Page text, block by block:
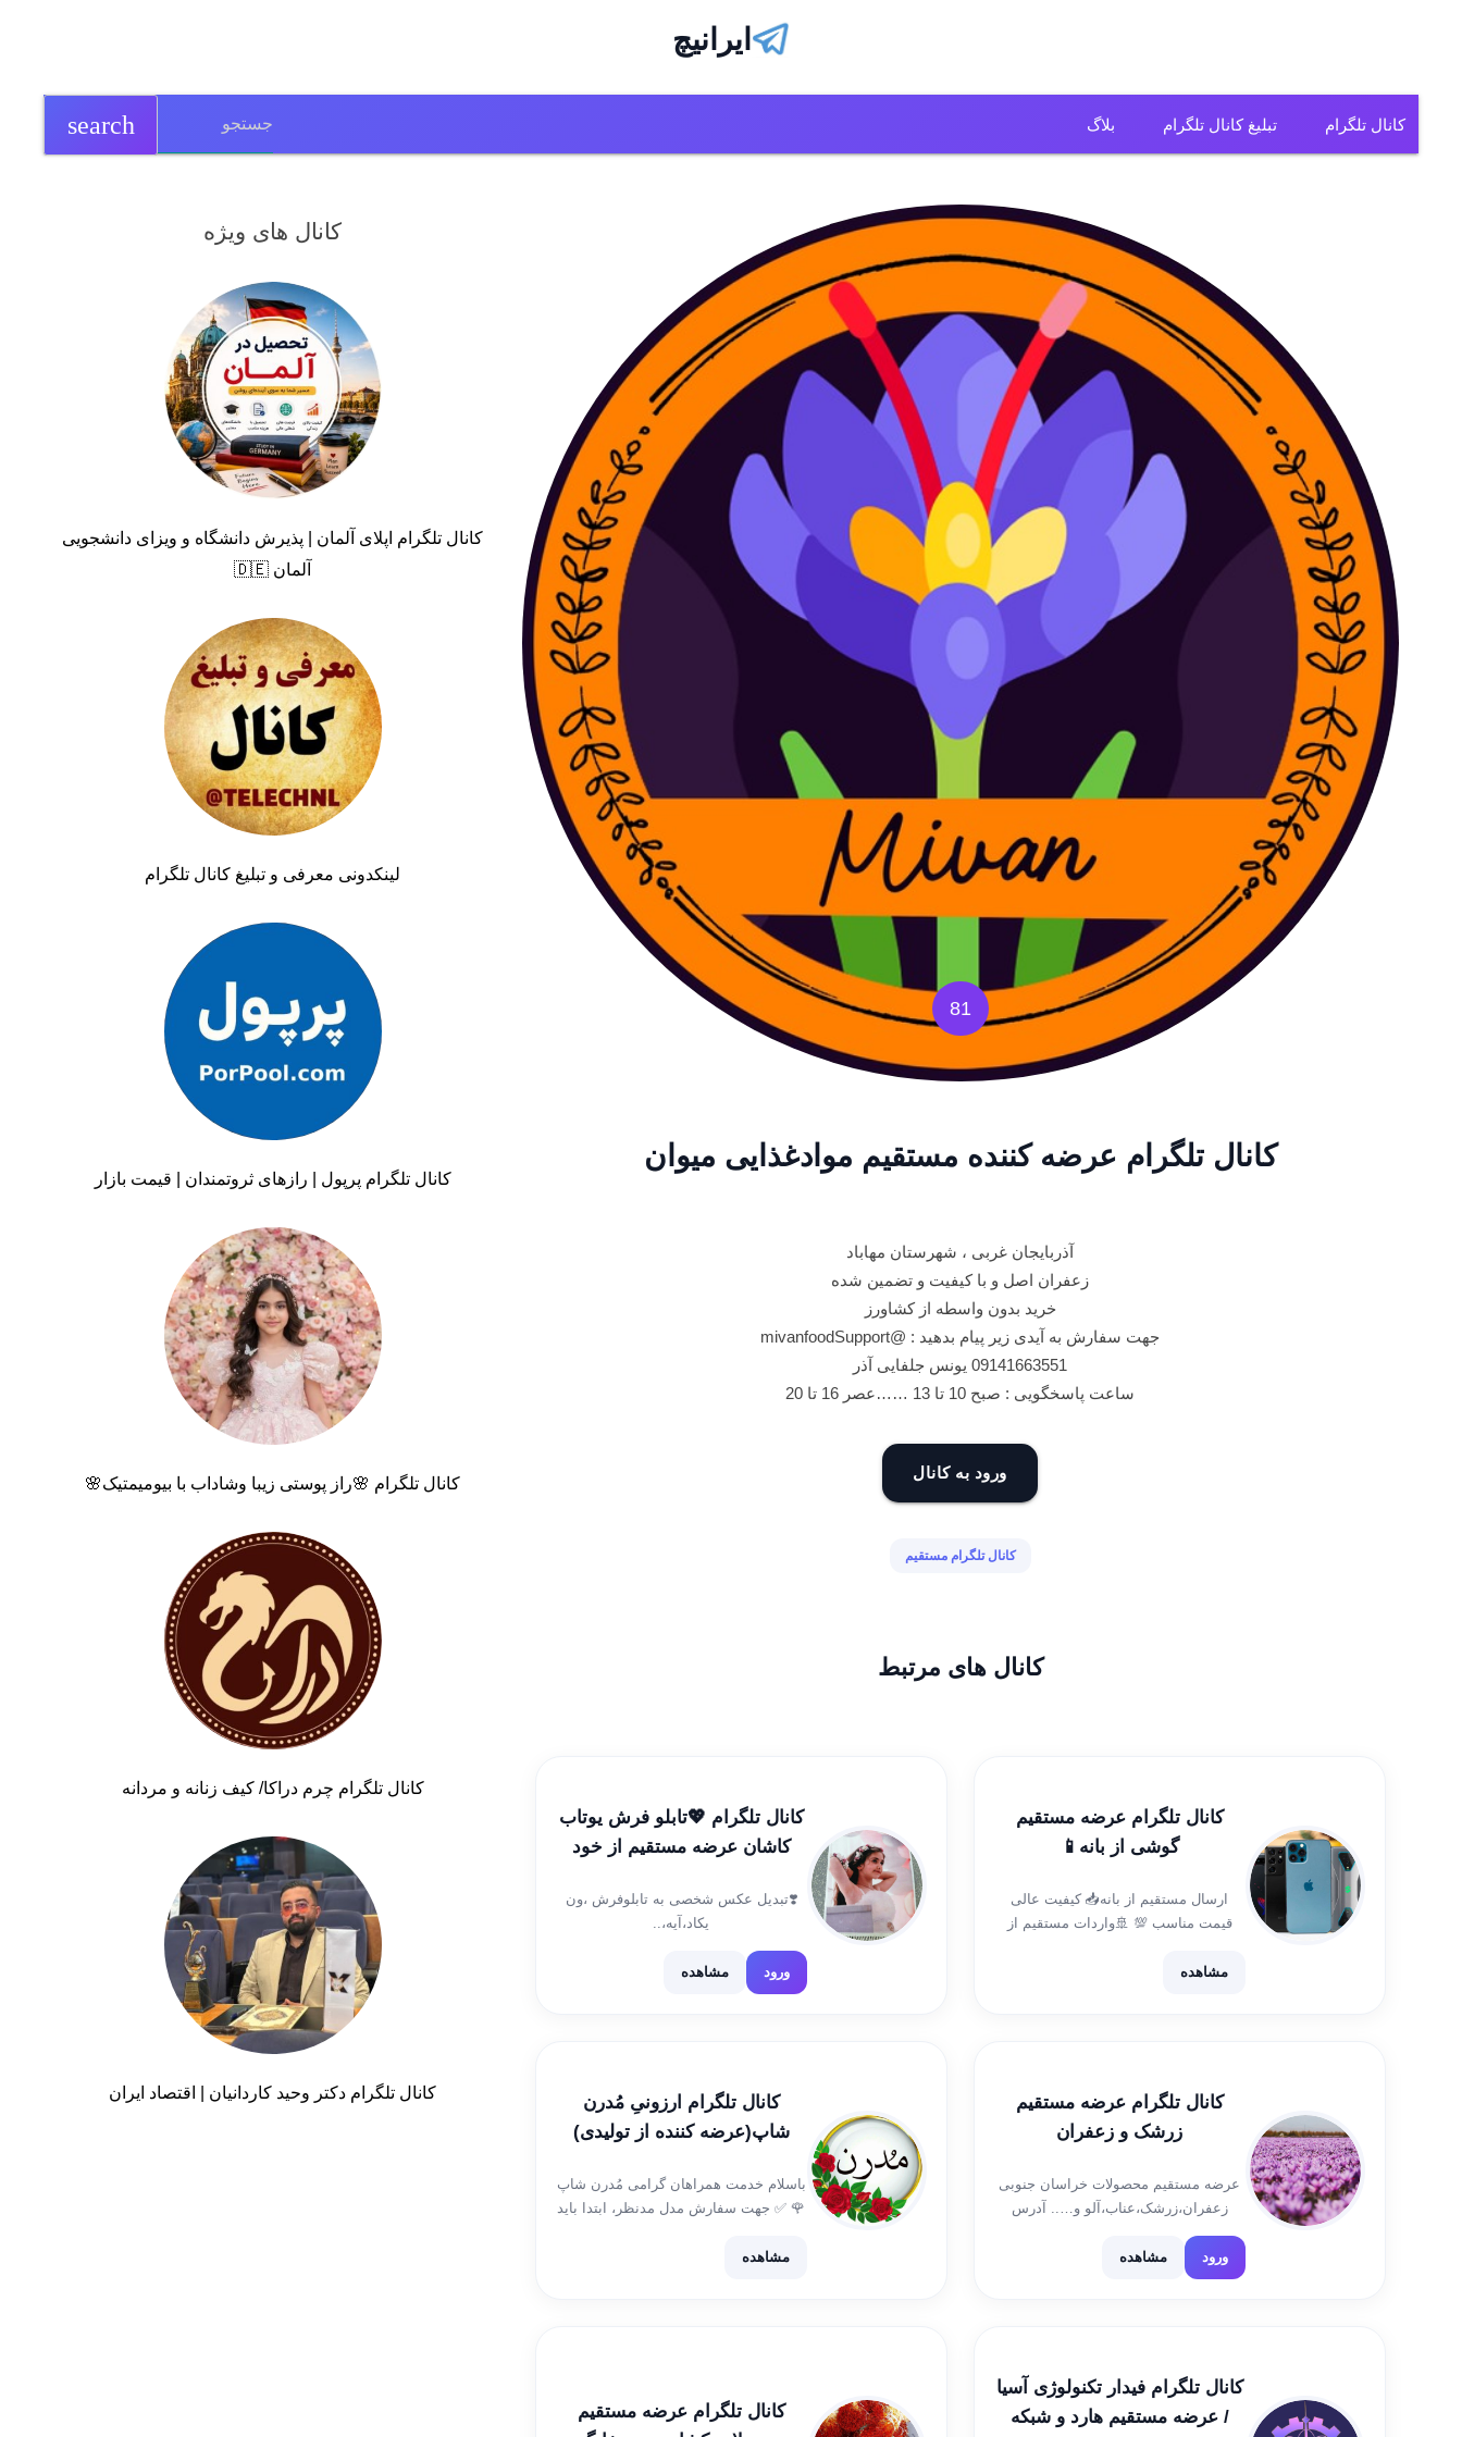
ایرانیچ
کانال تلگرام
کانال تلگرام ریمیکس
کانال تلگرام لباس
کانال تلگرام تولیدی
کانال تلگرام فروشگاه
کانال تلگرام عمده
تبلیغ کانال تلگرام بلاگ search
81
کانال تلگرام عرضه کننده مستقیم موادغذایی میوان
آذربایجان غربی ، شهرستان مهاباد
زعفران اصل و با کیفیت و تضمین شده
خرید بدون واسطه از کشاورز
جهت سفارش به آیدی زیر پیام بدهید : @mivanfoodSupport
09141663551 یونس جلفایی آذر
ساعت پاسخگویی : صبح 10 تا 13 ……عصر 16 تا 20
ورود به کانال
کانال تلگرام مستقیم
کانال های مرتبط
کانال تلگرام عرضه مستقیم
گوشی از بانه📱
ارسال مستقیم از بانه📥 کیفیت عالی
قیمت مناسب 💯 🚢واردات مستقیم از
خدمات 💯 مشاوره رایگان خرید✔ ارسال
مشاهده
کانال تلگرام 💖تابلو فرش یوتاب
کاشان عرضه مستقیم از خود
❣️تبدیل عکس شخصی به تابلوفرش ،ون
یکاد،آیه،..
قیمتهااز70هزار ❤ پرداخت درب منزل
ارسال به سراسرکشور جهت سفارش به
ورود مشاهده
کانال تلگرام عرضه مستقیم
زرشک و زعفران
عرضه مستقیم محصولات خراسان جنوبی
زعفران،زرشک،عناب،آلو و….. آدرس
مشهد میدان هفده شهریور مجتمع سینور
ورود مشاهده
کانال تلگرام ارزونیِ مُدرن
شاپ(عرضه کننده از تولیدی)
باسلام خدمت همراهان گرامی مُدرن شاپ
🌹 ✅ جهت سفارش مدل مدنظر، ابتدا باید
سفارش خودتونو ثبت کنین 💢توجه داشته
مشاهده
کانال تلگرام فیدار تکنولوژی آسیا
/ عرضه مستقیم هارد و شبکه
کانال تلگرام عرضه مستقیم
کانال های ویژه
کانال تلگرام اپلای آلمان | پذیرش دانشگاه و ویزای دانشجویی
آلمان 🇩🇪
لینکدونی معرفی و تبلیغ کانال تلگرام
کانال تلگرام پرپول | رازهای ثروتمندان | قیمت بازار
کانال تلگرام 🌸راز پوستی زیبا وشاداب با بیومیمتیک🌸
کانال تلگرام چرم دراکا/ کیف زنانه و مردانه
کانال تلگرام دکتر وحید کاردانیان | اقتصاد ایران